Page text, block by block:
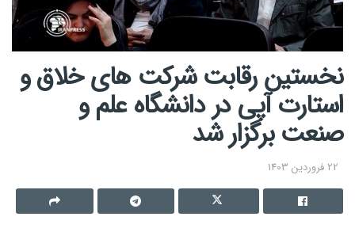
نخستین رقابت شرکت های خلاق و
استارت آپی در دانشگاه علم و
صنعت برگزار شد
22 فروردین 1403